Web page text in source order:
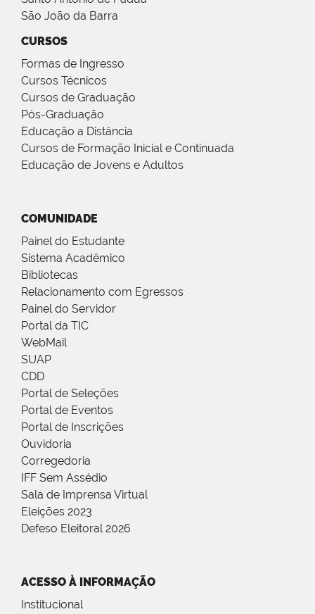
São João da Barra
CURSOS
Formas de Ingresso
Cursos Técnicos
Cursos de Graduação
Pós-Graduação
Educação a Distância
Cursos de Formação Inicial e Continuada
Educação de Jovens e Adultos
COMUNIDADE
Painel do Estudante
Sistema Acadêmico
Bibliotecas
Relacionamento com Egressos
Painel do Servidor
Portal da TIC
WebMail
SUAP
CDD
Portal de Seleções
Portal de Eventos
Portal de Inscrições
Ouvidoria
Corregedoria
IFF Sem Assédio
Sala de Imprensa Virtual
Eleições 2023
Defeso Eleitoral 2026
ACESSO À INFORMAÇÃO
Institucional